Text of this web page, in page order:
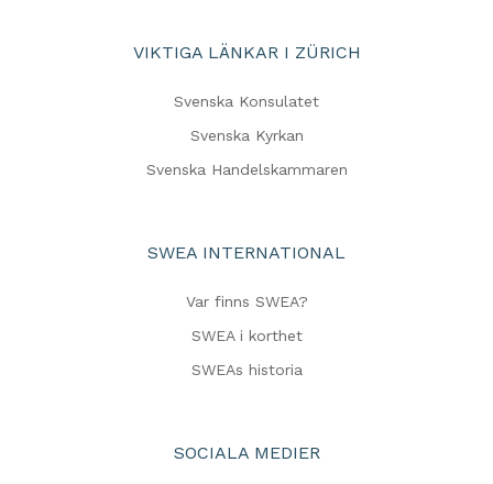
VIKTIGA LÄNKAR I ZÜRICH
Svenska Konsulatet
Svenska Kyrkan
Svenska Handelskammaren
SWEA INTERNATIONAL
Var finns SWEA?
SWEA i korthet
SWEAs historia
SOCIALA MEDIER